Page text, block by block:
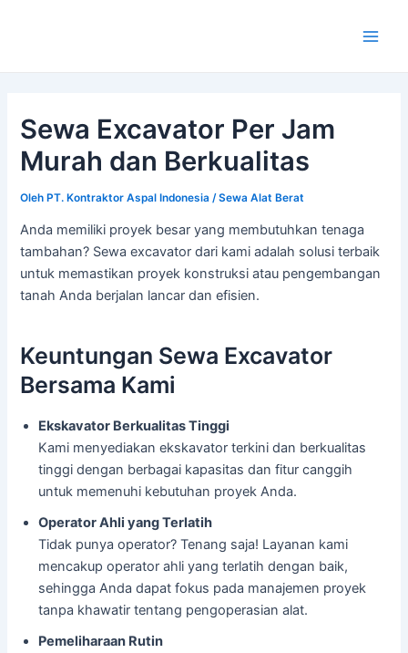
Sewa Excavator Per Jam
Murah dan Berkualitas
OlehPT. Kontraktor Aspal Indonesia /Sewa Alat Berat
Anda memiliki proyek besar yang membutuhkan tenaga
tambahan? Sewa excavator dari kami adalah solusi terbaik
untuk memastikan proyek konstruksi atau pengembangan
tanah Anda berjalan lancar dan efisien.
Keuntungan Sewa Excavator
Bersama Kami
Ekskavator Berkualitas Tinggi
Kami menyediakan ekskavator terkini dan berkualitas
tinggi dengan berbagai kapasitas dan fitur canggih
untuk memenuhi kebutuhan proyek Anda.
Operator Ahli yang Terlatih
Tidak punya operator? Tenang saja! Layanan kami
mencakup operator ahli yang terlatih dengan baik,
sehingga Anda dapat fokus pada manajemen proyek
tanpa khawatir tentang pengoperasian alat.
Pemeliharaan Rutin